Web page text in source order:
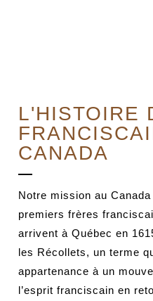
L'HISTOIRE
CANADA
Notre mission au
premiers frères
arrivent à Québec en
les Récollets, un terme
appartenance à un
l’esprit franciscain en